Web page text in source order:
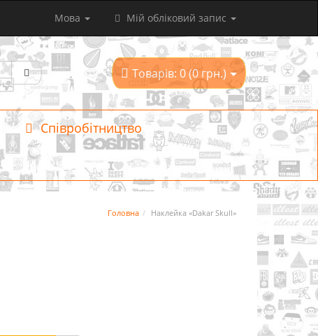
Мова Мій обліковий запис
Товарів: 0 (0 грн.)
Співробітництво
Головна Наклейка «Dakar Skull»